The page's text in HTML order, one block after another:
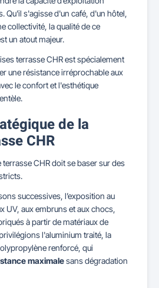
Qu'il s'agisse d'un café, d'un hôtel,
collectivité, la qualité de ce
un atout majeur.
terrasse CHR est spécialement
une résistance irréprochable aux
le confort et l'esthétique
de la
CHR
CHR doit se baser sur des
successives, l’exposition au
UV, aux embruns et aux chocs,
à partir de matériaux de
l'aluminium traité, la
renforcé, qui
maximalesans dégradation